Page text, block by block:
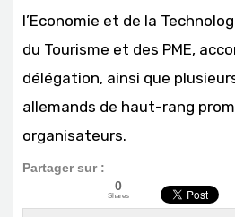
l’Economie et de la
du Tourisme et des PME,
délégation, ainsi que
allemands de haut-rang
organisateurs.
Partager sur :
0
Shares